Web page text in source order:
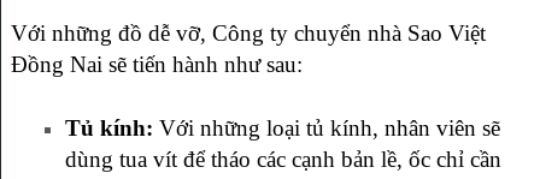
Với những đồ dễ vỡ, Công ty chuyển nhà Sao Việt
Đồng Nai sẽ tiến hành như sau:
Tủ kính: Với những loại tủ kính, nhân viên sẽ
dùng tua vít để tháo các cạnh bản lề, ốc chỉ cần